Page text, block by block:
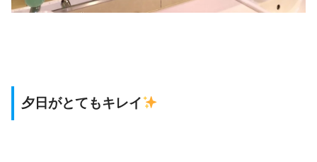
夕日がとてもキレイ